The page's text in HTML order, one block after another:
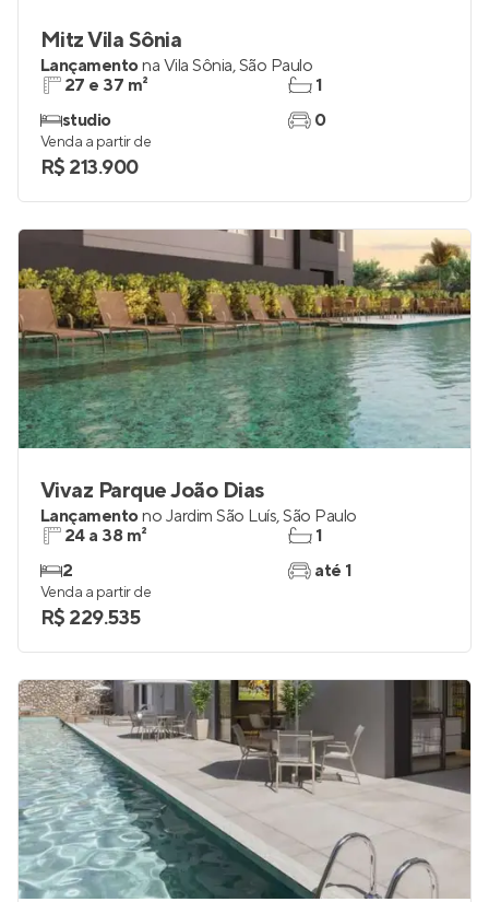
Mitz Vila Sônia
Lançamentona Vila Sônia,São Paulo
27 e 37 m²
studio
1
0
Venda a partir de
R$ 213.900
Vivaz Parque João Dias
Lançamentono Jardim São Luís,São Paulo
24 a 38 m²
2
1
até 1
Venda a partir de
R$ 229.535